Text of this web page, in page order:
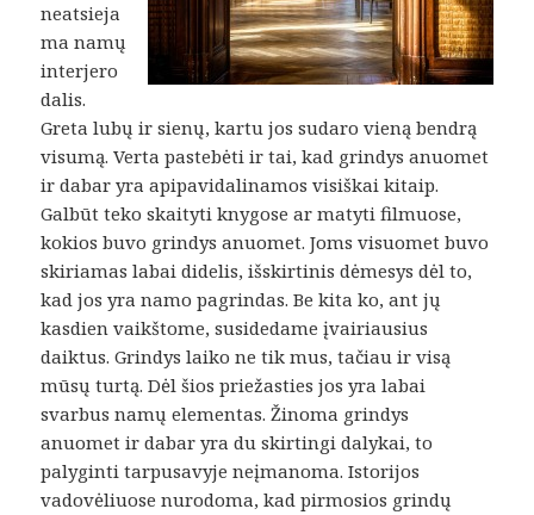
neatsieja
ma namų
interjero
dalis.
Greta lubų ir sienų, kartu jos sudaro vieną bendrą
visumą. Verta pastebėti ir tai, kad grindys anuomet
ir dabar yra apipavidalinamos visiškai kitaip.
Galbūt teko skaityti knygose ar matyti filmuose,
kokios buvo grindys anuomet. Joms visuomet buvo
skiriamas labai didelis, išskirtinis dėmesys dėl to,
kad jos yra namo pagrindas. Be kita ko, ant jų
kasdien vaikštome, susidedame įvairiausius
daiktus. Grindys laiko ne tik mus, tačiau ir visą
mūsų turtą. Dėl šios priežasties jos yra labai
svarbus namų elementas. Žinoma grindys
anuomet ir dabar yra du skirtingi dalykai, to
palyginti tarpusavyje neįmanoma. Istorijos
vadovėliuose nurodoma, kad pirmosios grindų